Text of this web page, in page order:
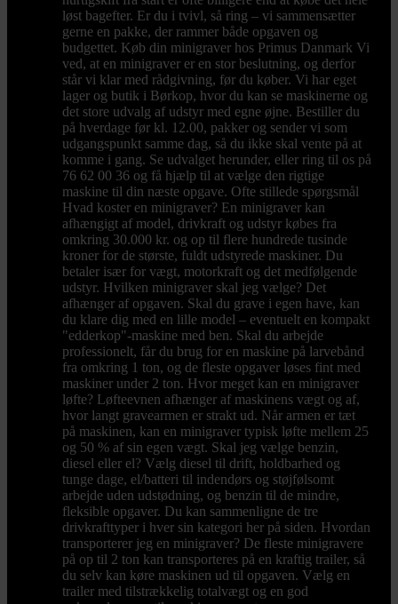
løst bagefter. Er du i tvivl, så ring – vi sammensætter
gerne en pakke, der rammer både opgaven og
budgettet. Køb din minigraver hos Primus Danmark Vi
ved, at en minigraver er en stor beslutning, og derfor
står vi klar med rådgivning, før du køber. Vi har eget
lager og butik i Børkop, hvor du kan se maskinerne og
det store udvalg af udstyr med egne øjne. Bestiller du
på hverdage før kl. 12.00, pakker og sender vi som
udgangspunkt samme dag, så du ikke skal vente på at
komme i gang. Se udvalget herunder, eller ring til os på
76 62 00 36 og få hjælp til at vælge den rigtige
maskine til din næste opgave. Ofte stillede spørgsmål
Hvad koster en minigraver? En minigraver kan
afhængigt af model, drivkraft og udstyr købes fra
omkring 30.000 kr. og op til flere hundrede tusinde
kroner for de største, fuldt udstyrede maskiner. Du
betaler især for vægt, motorkraft og det medfølgende
udstyr. Hvilken minigraver skal jeg vælge? Det
afhænger af opgaven. Skal du grave i egen have, kan
du klare dig med en lille model – eventuelt en kompakt
"edderkop"-maskine med ben. Skal du arbejde
professionelt, får du brug for en maskine på larvebånd
fra omkring 1 ton, og de fleste opgaver løses fint med
maskiner under 2 ton. Hvor meget kan en minigraver
løfte? Løfteevnen afhænger af maskinens vægt og af,
hvor langt gravearmen er strakt ud. Når armen er tæt
på maskinen, kan en minigraver typisk løfte mellem 25
og 50 % af sin egen vægt. Skal jeg vælge benzin,
diesel eller el? Vælg diesel til drift, holdbarhed og
tunge dage, el/batteri til indendørs og støjfølsomt
arbejde uden udstødning, og benzin til de mindre,
fleksible opgaver. Du kan sammenligne de tre
drivkrafttyper i hver sin kategori her på siden. Hvordan
transporterer jeg en minigraver? De fleste minigravere
på op til 2 ton kan transporteres på en kraftig trailer, så
du selv kan køre maskinen ud til opgaven. Vælg en
trailer med tilstrækkelig totalvægt og en god